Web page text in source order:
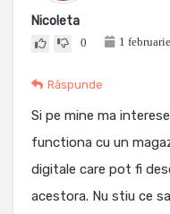
Nicoleta
0 1
Răspunde
Si pe mine ma
functiona cu un
digitale care pot fi
acestora. Nu stiu ce